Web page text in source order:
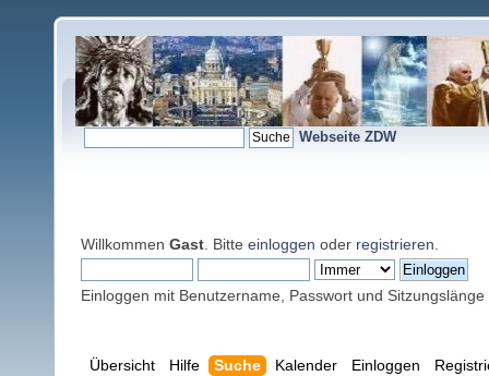
Webseite ZDW
Willkommen Gast . Bitte einloggen oder registrieren
Einloggen mit Benutzername, Passwort und Sitzungslänge
Übersicht Hilfe Suche Kalender Einloggen